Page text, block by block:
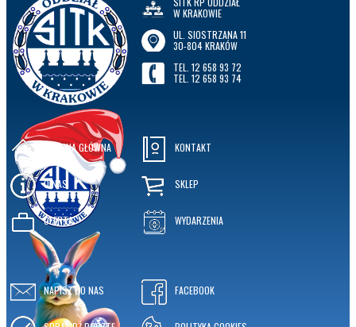
W KRAKOWIE
UL. SIOSTRZANA 11
30-804 KRAKÓW
TEL. 12 658 93 72
TEL. 12 658 93 74
STRONA GŁÓWNA
O NAS
OFERTA
KONTAKT
SKLEP
WYDARZENIA
NAPISZ DO NAS FACEBOOK